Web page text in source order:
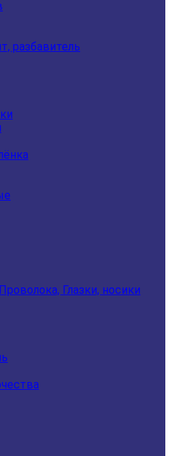
разбавитель
Глазки, носики